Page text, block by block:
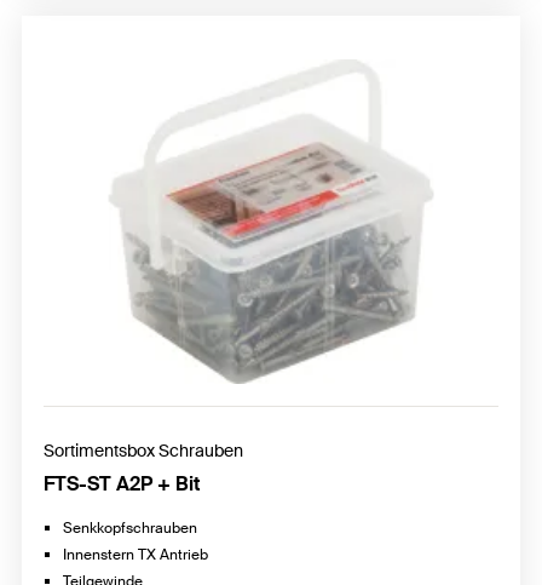
Sortimentsbox Schrauben
FTS-ST A2P + Bit
Senkkopfschrauben
Innenstern TX Antrieb
Teilgewinde